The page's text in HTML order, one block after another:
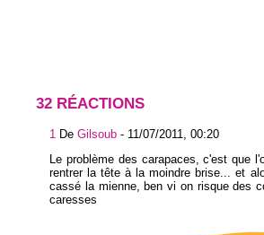
32 RÉACTIONS
1 De Gilsoub - 11/07/2011, 00:20
Le problème des carapaces, c'est que
rentrer la tête à la moindre brise... et
cassé la mienne, ben vi on risque des
caresses